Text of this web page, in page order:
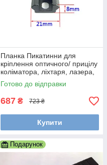
Планка Пикатинни для
кріплення оптичного/ прицілу
коліматора, ліхтаря, лазера,
ЛЦУ 21 мм
Готово до відправки
687 ₴ 723 ₴
Купити
Подарунок